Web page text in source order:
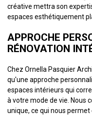
créative mettra son
espaces esthétiquement
APPROCHE
RÉNOVATION
Chez Ornella Pasquier
qu'une approche
espaces intérieurs qui
à votre mode de vie. Nous
unique, ce qui nous